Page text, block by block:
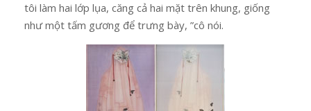
tôi làm hai lớp lụa, căng cả hai mặt trên khung, giống
như một tấm gương để trưng bày, ”cô nói.